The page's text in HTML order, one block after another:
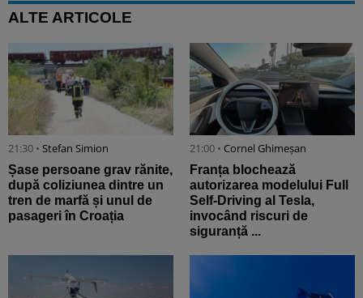
ALTE ARTICOLE
21:30 • Stefan Simion
Șase persoane grav rănite,
după coliziunea dintre un
tren de marfă și unul de
pasageri în Croația
21:00 • Cornel Ghimeșan
Franța blochează
autorizarea modelului Full
Self-Driving al Tesla,
invocând riscuri de
siguranță ...